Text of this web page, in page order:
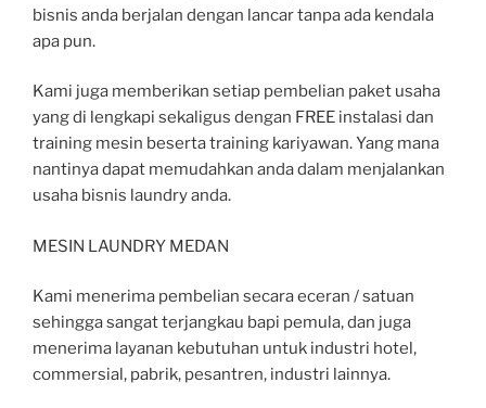
bisnis anda berjalan dengan lancar tanpa ada kendala
apa pun.
Kami juga memberikan setiap pembelian paket usaha
yang di lengkapi sekaligus dengan FREE instalasi dan
training mesin beserta training kariyawan. Yang mana
nantinya dapat memudahkan anda dalam menjalankan
usaha bisnis laundry anda.
MESIN LAUNDRY MEDAN
Kami menerima pembelian secara eceran / satuan
sehingga sangat terjangkau bapi pemula, dan juga
menerima layanan kebutuhan untuk industri hotel,
commersial, pabrik, pesantren, industri lainnya.